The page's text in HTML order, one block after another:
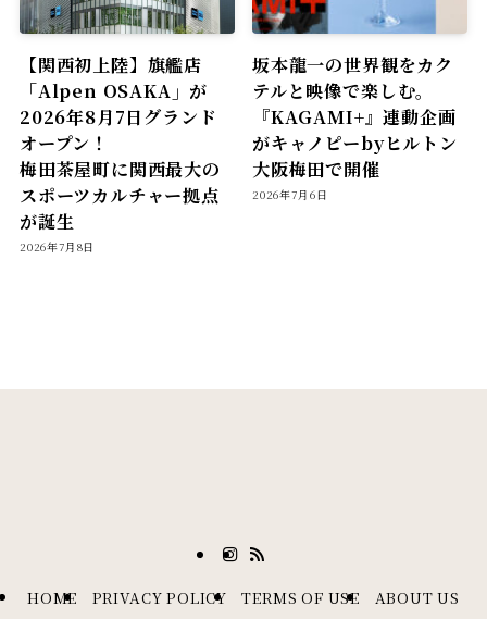
【関西初上陸】旗艦店
「Alpen OSAKA」が
2026年8月7日グランド
オープン！
梅田茶屋町に関西最大の
スポーツカルチャー拠点
が誕生
2026年7月8日
坂本龍一の世界観をカク
テルと映像で楽しむ。
『KAGAMI+』連動企画
がキャノピーbyヒルトン
大阪梅田で開催
2026年7月6日
HOME PRIVACY POLICY TERMS OF USE
ABOUT US